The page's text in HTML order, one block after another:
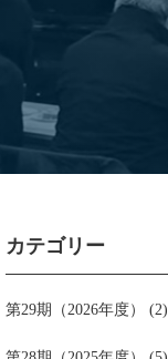
カテゴリー
第29期（2026年度） (2)